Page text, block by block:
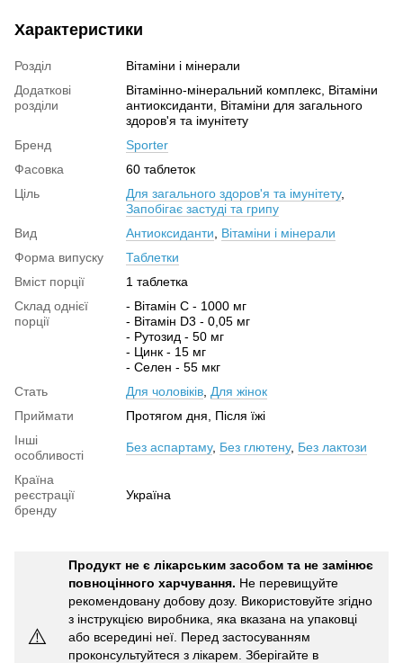
Характеристики
Розділ
Вітаміни і мінерали
Додаткові
розділи
Вітамінно-мінеральний комплекс, Вітаміни
антиоксиданти, Вітаміни для загального
здоров'я та імунітету
Бренд
Sporter
Фасовка
60 таблеток
Ціль
Для загального здоров'я та імунітету,
Запобігає застуді та грипу
Вид
Антиоксиданти
Вітаміни і мінерали
Форма випуску
Таблетки
Вміст порції
1 таблетка
Склад однієї
порції
- Вітамін C - 1000 мг
- Вітамін D3 - 0,05 мг
- Рутозид - 50 мг
- Цинк - 15 мг
- Селен - 55 мкг
Стать
Для чоловіків Для жінок
Приймати
Протягом дня, Після їжі
Інші
особливості
Без аспартаму, Без глютену, Без лактози
Країна
реєстрації
бренду
Україна
⚠️
Продукт не є лікарським засобом та не замінює
повноцінного харчування. Не перевищуйте
рекомендовану добову дозу. Використовуйте згідно
з інструкцією виробника, яка вказана на упаковці
або всередині неї. Перед застосуванням
проконсультуйтеся з лікарем. Зберігайте в